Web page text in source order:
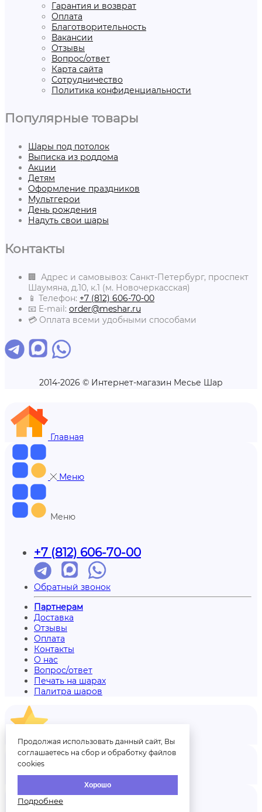
Гарантия и возврат
Оплата
Благотворительность
Вакансии
Отзывы
Вопрос/ответ
Карта сайта
Сотрудничество
Политика конфиденциальности
Популярные товары
Шары под потолок
Выписка из роддома
Акции
Детям
Оформление праздников
Мультгерои
День рождения
Надуть свои шары
Контакты
🏢 Адрес и самовывоз: Санкт-Петербург, проспект
Шаумяна, д.10, к.1 (м. Новочеркасская)
📱 Телефон: +7 (812) 606-70-00
📧 E-mail: order@meshar.ru
💳 Оплата всеми удобными способами
2014-2026 © Интернет-магазин Месье Шар
Главная
Меню
Меню
+7 (812) 606-70-00
Обратный звонок
Партнерам
Доставка
Отзывы
Оплата
Контакты
О нас
Вопрос/ответ
Печать на шарах
Палитра шаров
Отзывы
Продолжая использовать данный сайт, Вы
соглашаетесь на сбор и обработку файлов
cookies
Хорошо
Подробнее